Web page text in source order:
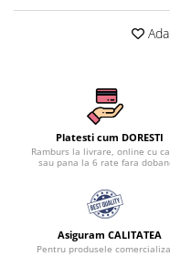
11 Piese, Cuvertura
Lenjerii De Pat, Finet
Lenjerii De Pat Damasc 1
Lenjerii De Pat, Imprimeu
Platesti cum DORESTI
Ramburs la livrare, online cu
sau pana la 6 rate fara
Asiguram CALITATEA
Pentru produsele